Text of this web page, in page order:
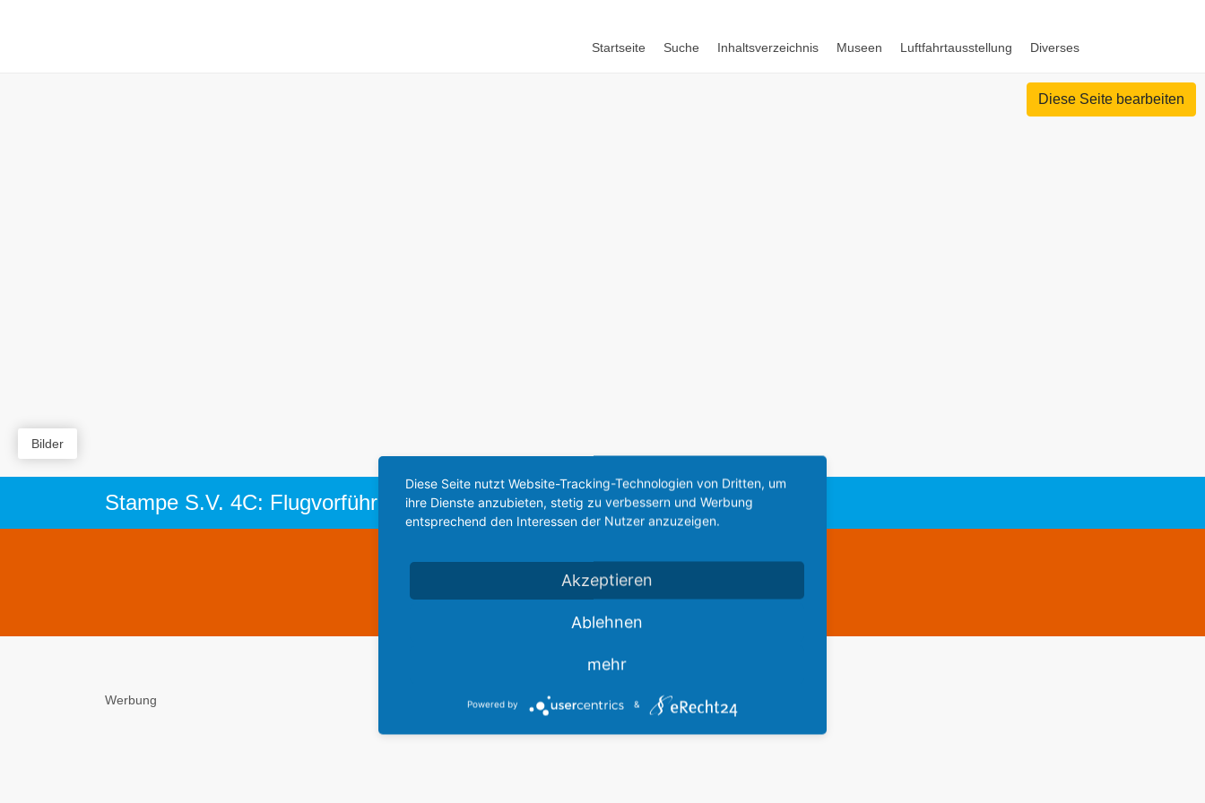
Startseite Suche Inhaltsverzeichnis Museen Luftfahrtausstellung Diverses
Diese Seite bearbeiten
Bilder
Stampe S.V. 4C: Flugvorführung diverser Stampe-Doppeldecker
This website is for sale
Werbung
Diese Seite nutzt Website-Tracking-Technologien von Dritten, um
ihre Dienste anzubieten, stetig zu verbessern und Werbung
entsprechend den Interessen der Nutzer anzuzeigen.
Akzeptieren
Ablehnen
mehr
Powered by &